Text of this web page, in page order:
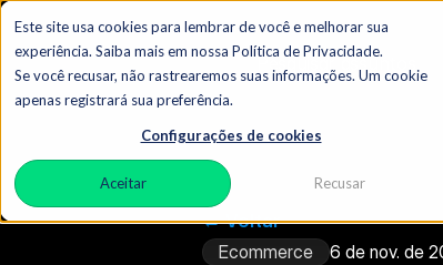
Este site usa cookies para lembrar de você e melhorar sua
experiência. Saiba mais em nossa Política de Privacidade.
Se você recusar, não rastrearemos suas informações. Um cookie
apenas registrará sua preferência.
Configurações de cookies
Aceitar Recusar
Pesquisar assuntos
← Voltar
Ecommerce
6 de nov. de